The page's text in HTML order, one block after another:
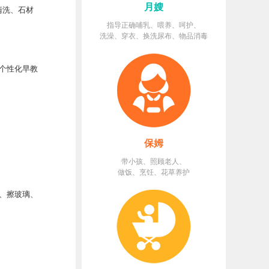
、石材
性化早教
玻璃、
月嫂
指导正确哺乳、喂养、呵护、
洗澡、穿衣、换洗尿布、物品消毒
保姆
带小孩、照顾老人、
做饭、烹饪、花草养护